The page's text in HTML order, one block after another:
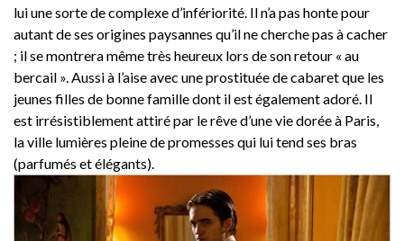
lui une sorte de complexe d’infériorité. Il n’a pas honte pour
autant de ses origines paysannes qu’il ne cherche pas à cacher
; il se montrera même très heureux lors de son retour « au
bercail ». Aussi à l’aise avec une prostituée de cabaret que les
jeunes filles de bonne famille dont il est également adoré. Il
est irrésistiblement attiré par le rêve d’une vie dorée à Paris,
la ville lumières pleine de promesses qui lui tend ses bras
(parfumés et élégants).